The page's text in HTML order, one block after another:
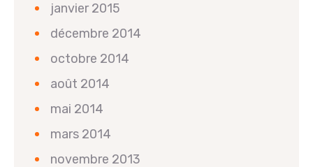
janvier 2015
décembre 2014
octobre 2014
août 2014
mai 2014
mars 2014
novembre 2013